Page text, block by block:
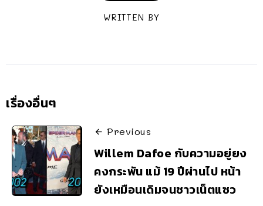
WRITTEN BY
เรื่องอื่นๆ
Previous
Willem Dafoe กับความอยู่ยง
คงกระพัน แม้ 19 ปีผ่านไป หน้า
ยังเหมือนเดิมจนชาวเน็ตแซว